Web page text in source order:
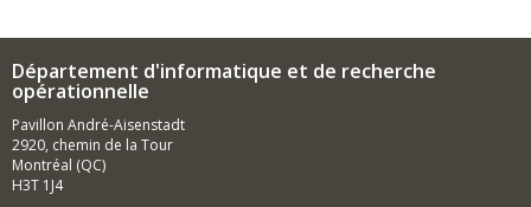
Département d'informatique et de recherche
opérationnelle
Pavillon André-Aisenstadt
2920, chemin de la Tour
Montréal (QC)
H3T 1J4